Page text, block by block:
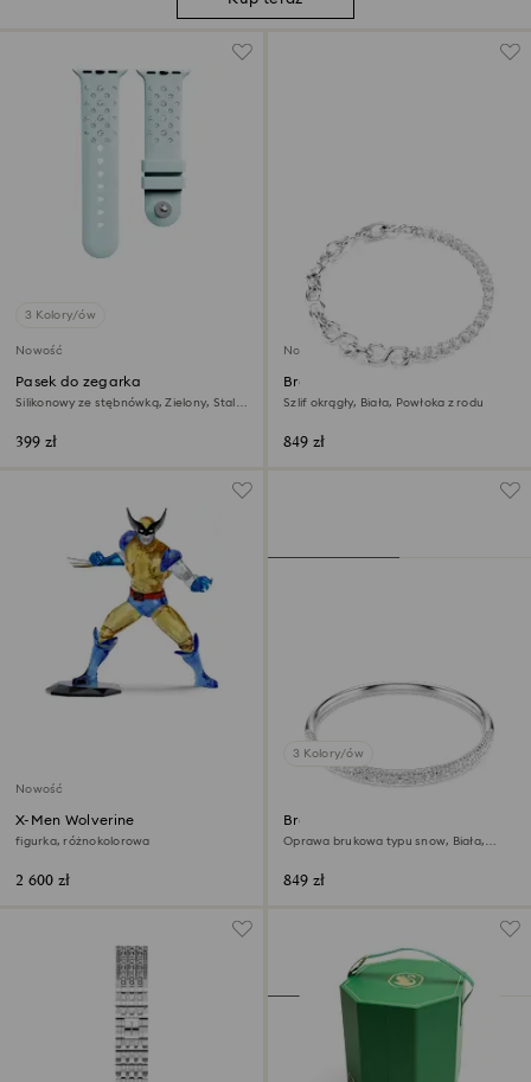
3 Kolory/ów
Nowość
Pasek do zegarka
Silikonowy ze stębnówką, Zielony, Stal
399 zł
Nowość
Bransoletka Matrix
Szlif okrągły, Biała, Powłoka z rodu
849 zł
Nowość
X-Men Wolverine
figurka, różnokolorowa
2 600 zł
3 Kolory/ów
Bransoletka typu bangle
Sublima
Oprawa brukowa typu snow, Biała,
849 zł